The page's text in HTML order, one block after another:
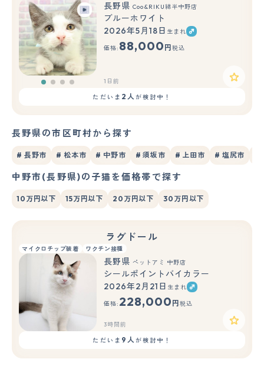
長野県 Coo&RIKU綿半中野店
ブルーホワイト
2026年5月18日 生まれ
価格: 88,000 円 税込
1日前
ただいま 2人が検討中！
長野県の市区町村から探す
# 長野市 # 松本市 # 中野市 # 須坂市 # 上田市 # 塩尻市
中野市(長野県)の子猫を価格帯で探す
10万円以下 15万円以下 20万円以下 30万円以下
ラグドール
マイクロチップ装着 ワクチン接種
長野県 ペットアミ 中野店
シールポイントバイカラー
2026年2月21日 生まれ
価格: 228,000 円 税込
3時間前
ただいま 9人が検討中！